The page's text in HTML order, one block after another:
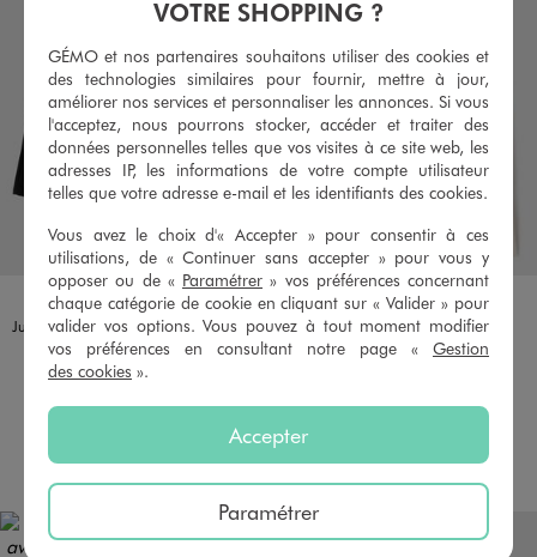
Disponible en 1 coloris
Jupe courte plissée avec doublure short fille
14,99 €
-50% sur le 2ème produit d'été
5/5 de moyenne
(14 avis)
Disponible en 1 coloris
Jupe longue en maille sweat fille
12,99 €
5/5 de moyenne
(16 avis)
AU PANIER
VOTRE SHOPPING ?
GÉMO et nos partenaires souhaitons utiliser des cookies et
des technologies similaires pour fournir, mettre à jour,
améliorer nos services et personnaliser les annonces. Si vous
l'acceptez, nous pourrons stocker, accéder et traiter des
données personnelles telles que vos visites à ce site web, les
adresses IP, les informations de votre compte utilisateur
telles que votre adresse e-mail et les identifiants des cookies.
Vous avez le choix d'« Accepter » pour consentir à ces
utilisations, de « Continuer sans accepter » pour vous y
opposer ou de « Paramétrer » vos préférences concernant
chaque catégorie de cookie en cliquant sur « Valider » pour
valider vos options. Vous pouvez à tout moment modifier
vos préférences en consultant notre page « Gestion
des cookies ».
Accepter
Paramétrer